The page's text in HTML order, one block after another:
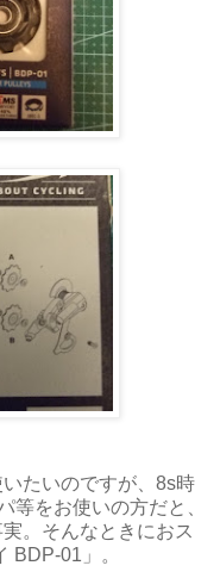
たいのですが、8s時
等をお使いの方だと、
。そんなときにおス
BDP-01」。